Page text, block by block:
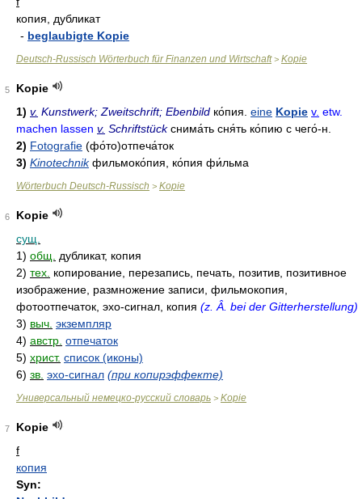
копия, дубликат
- beglaubigte Kopie
Deutsch-Russisch Wörterbuch für Finanzen und Wirtschaft> Kopie
5
Kopie
1) v. Kunstwerk; Zweitschrift; Ebenbild ко́пия eine Kopie v. etw.
machen lassen v. Schriftstück снима́ть сня́ть ко́пию с чего́-н
2) Fotografie (фо́то)отпеча́ток
3) Kinotechnik фильмоко́пия ко́пия фи́льма
Wörterbuch Deutsch-Russisch > Kopie
6
Kopie
сущ.
1) общ.
дубликат, копия
2) тех. копирование, перезапись, печать, позитив, позитивное
изображение, размножение записи, фильмокопия,
фотоотпечаток, эхо-сигнал, копия (z. Â. bei der Gitterherstellung)
3) выч. экземпляр
4) австр. отпечаток
5) христ. список (иконы)
6) зв. эхо-сигнал (при копирэффекте)
Универсальный немецко-русский словарь > Kopie
7
Kopie
f
копия
Syn: